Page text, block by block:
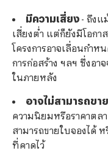
มีความเสี่ยง
- ถึง
เสี่ยงต่ำ แต่ก็ยังมีโอกา
โครงการอาจเลื่อนกำห
การก่อสร้าง ฯลฯ ซึ่งอา
ในภายหลัง
อาจไม่สามารถขา
ความนิยมหรือราคาตล
สามารถขายใบจองได้
ที่คาดไว้